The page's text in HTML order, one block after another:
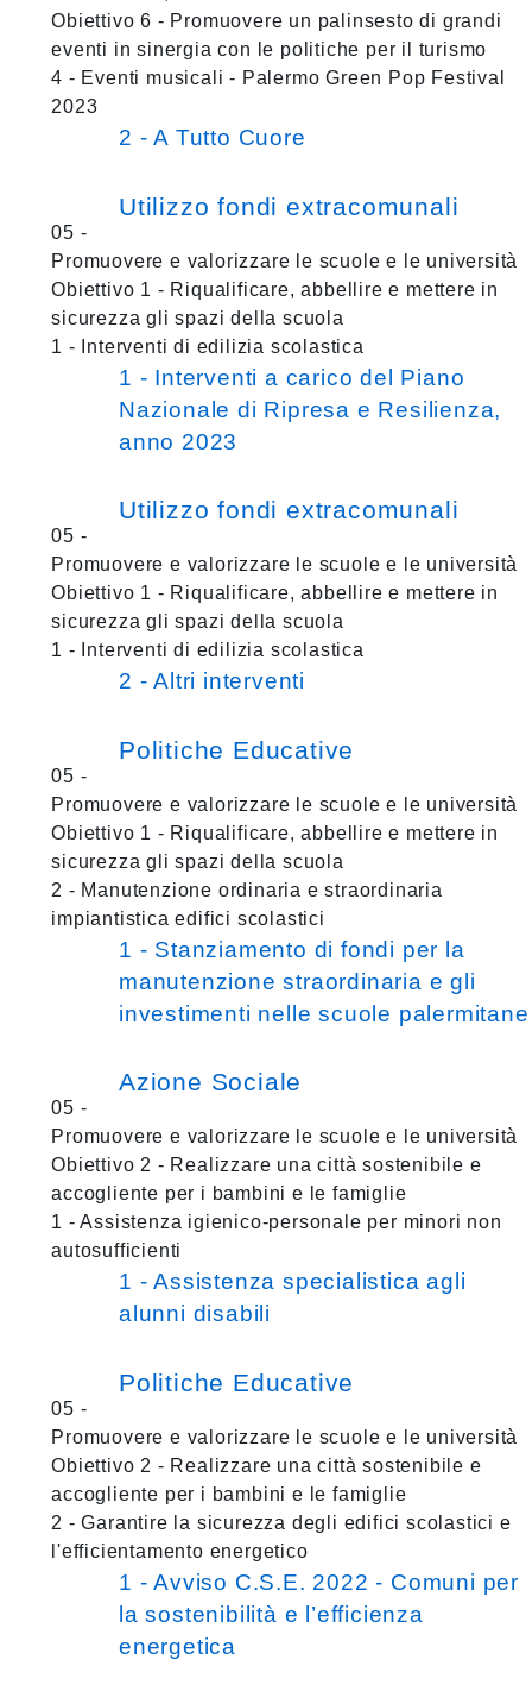
Obiettivo 6 - Promuovere un palinsesto di grandi
eventi in sinergia con le politiche per il turismo
4 - Eventi musicali - Palermo Green Pop Festival
2023
2 - A Tutto Cuore
Utilizzo fondi extracomunali
05 -
Promuovere e valorizzare le scuole e le università
Obiettivo 1 - Riqualificare, abbellire e mettere in
sicurezza gli spazi della scuola
1 - Interventi di edilizia scolastica
1 - Interventi a carico del Piano
Nazionale di Ripresa e Resilienza,
anno 2023
Utilizzo fondi extracomunali
05 -
Promuovere e valorizzare le scuole e le università
Obiettivo 1 - Riqualificare, abbellire e mettere in
sicurezza gli spazi della scuola
1 - Interventi di edilizia scolastica
2 - Altri interventi
Politiche Educative
05 -
Promuovere e valorizzare le scuole e le università
Obiettivo 1 - Riqualificare, abbellire e mettere in
sicurezza gli spazi della scuola
2 - Manutenzione ordinaria e straordinaria
impiantistica edifici scolastici
1 - Stanziamento di fondi per la
manutenzione straordinaria e gli
investimenti nelle scuole palermitane
Azione Sociale
05 -
Promuovere e valorizzare le scuole e le università
Obiettivo 2 - Realizzare una città sostenibile e
accogliente per i bambini e le famiglie
1 - Assistenza igienico-personale per minori non
autosufficienti
1 - Assistenza specialistica agli
alunni disabili
Politiche Educative
05 -
Promuovere e valorizzare le scuole e le università
Obiettivo 2 - Realizzare una città sostenibile e
accogliente per i bambini e le famiglie
2 - Garantire la sicurezza degli edifici scolastici e
l'efficientamento energetico
1 - Avviso C.S.E. 2022 - Comuni per
la sostenibilità e l’efficienza
energetica